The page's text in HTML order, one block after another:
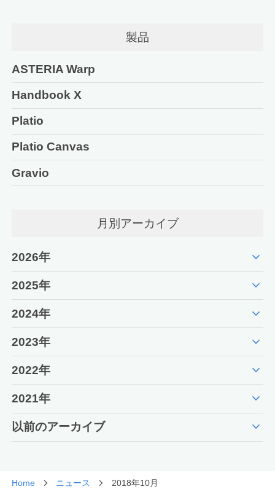
製品
ASTERIA Warp
Handbook X
Platio
Platio Canvas
Gravio
月別アーカイブ
2026年 expand_more
2025年 expand_more
2024年 expand_more
2023年 expand_more
2022年 expand_more
2021年 expand_more
以前のアーカイブ expand_more
Home ニュース 2018年10月